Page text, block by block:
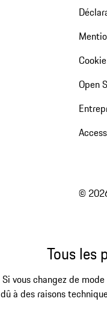
Open
©
Tous les
Si vous changez de
dû à des raisons